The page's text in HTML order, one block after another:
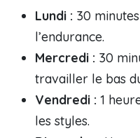
Lundi : 30
l’endurance.
Mercredi : 30
travailler le bas
Vendredi : 1
les styles.